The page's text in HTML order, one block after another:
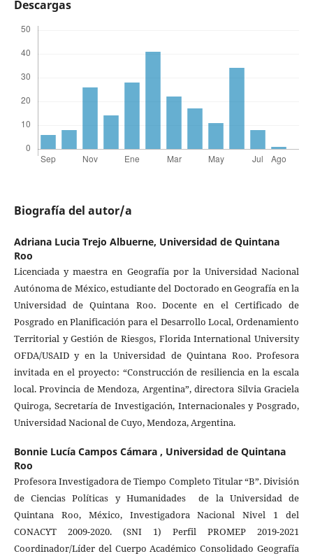
Descargas
Biografía del autor/a
Adriana Lucia Trejo Albuerne, Universidad de Quintana
Roo
Licenciada y maestra en Geografía por la Universidad Nacional
Autónoma de México, estudiante del Doctorado en Geografía en la
Universidad de Quintana Roo. Docente en el Certificado de
Posgrado en Planificación para el Desarrollo Local, Ordenamiento
Territorial y Gestión de Riesgos, Florida International University
OFDA/USAID y en la Universidad de Quintana Roo. Profesora
invitada en el proyecto: “Construcción de resiliencia en la escala
local. Provincia de Mendoza, Argentina”, directora Silvia Graciela
Quiroga, Secretaría de Investigación, Internacionales y Posgrado,
Universidad Nacional de Cuyo, Mendoza, Argentina.
Bonnie Lucía Campos Cámara , Universidad de Quintana
Roo
Profesora Investigadora de Tiempo Completo Titular “B”. División
de Ciencias Políticas y Humanidades de la Universidad de
Quintana Roo, México, Investigadora Nacional Nivel 1 del
CONACYT 2009-2020. (SNI 1) Perfil PROMEP 2019-2021
Coordinador/Líder del Cuerpo Académico Consolidado Geografía